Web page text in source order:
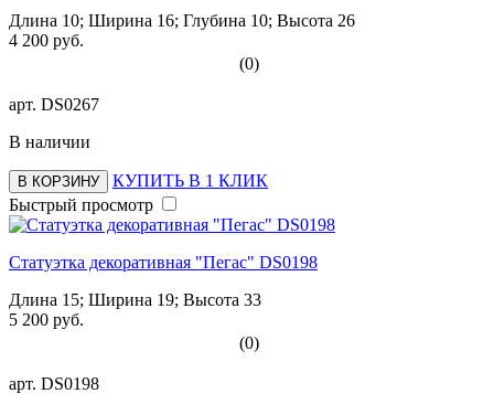
Длина 10; Ширина 16; Глубина 10; Высота 26
4 200 руб.
(0)
арт. DS0267
В наличии
В КОРЗИНУ
КУПИТЬ В 1 КЛИК
Быстрый просмотр
Статуэтка декоративная "Пегас" DS0198
Длина 15; Ширина 19; Высота 33
5 200 руб.
(0)
арт. DS0198